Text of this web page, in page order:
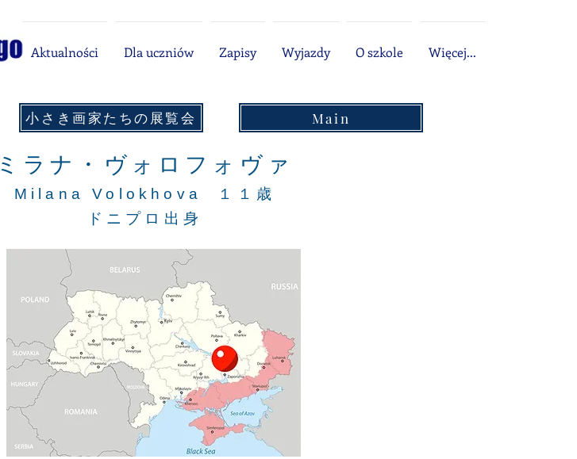
Aktualności Dla uczniów Zapisy Wyjazdy O szkole Więcej...
​小さき画家たちの展覧会 Main
ミラナ・ヴォロフォヴァ
Milana Volokhova １１歳
ドニプロ出身